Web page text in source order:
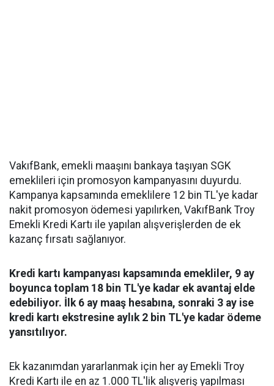
VakıfBank, emekli maaşını bankaya taşıyan SGK
emeklileri için promosyon kampanyasını duyurdu.
Kampanya kapsamında emeklilere 12 bin TL'ye kadar
nakit promosyon ödemesi yapılırken, VakıfBank Troy
Emekli Kredi Kartı ile yapılan alışverişlerden de ek
kazanç fırsatı sağlanıyor.
Kredi kartı kampanyası kapsamında emekliler, 9 ay
boyunca toplam 18 bin TL'ye kadar ek avantaj elde
edebiliyor. İlk 6 ay maaş hesabına, sonraki 3 ay ise
kredi kartı ekstresine aylık 2 bin TL'ye kadar ödeme
yansıtılıyor.
Ek kazanımdan yararlanmak için her ay Emekli Troy
Kredi Kartı ile en az 1.000 TL'lik alışveriş yapılması